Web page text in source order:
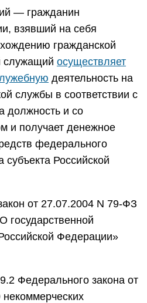
— гражданин
взявший на себя
гражданской
служащий осуществляет
деятельность на
службы в соответствии с
должность и со
и получает денежное
федерального
Российской
от 27.07.2004 N 79-ФЗ
государственной
Федерации»
Федерального закона от